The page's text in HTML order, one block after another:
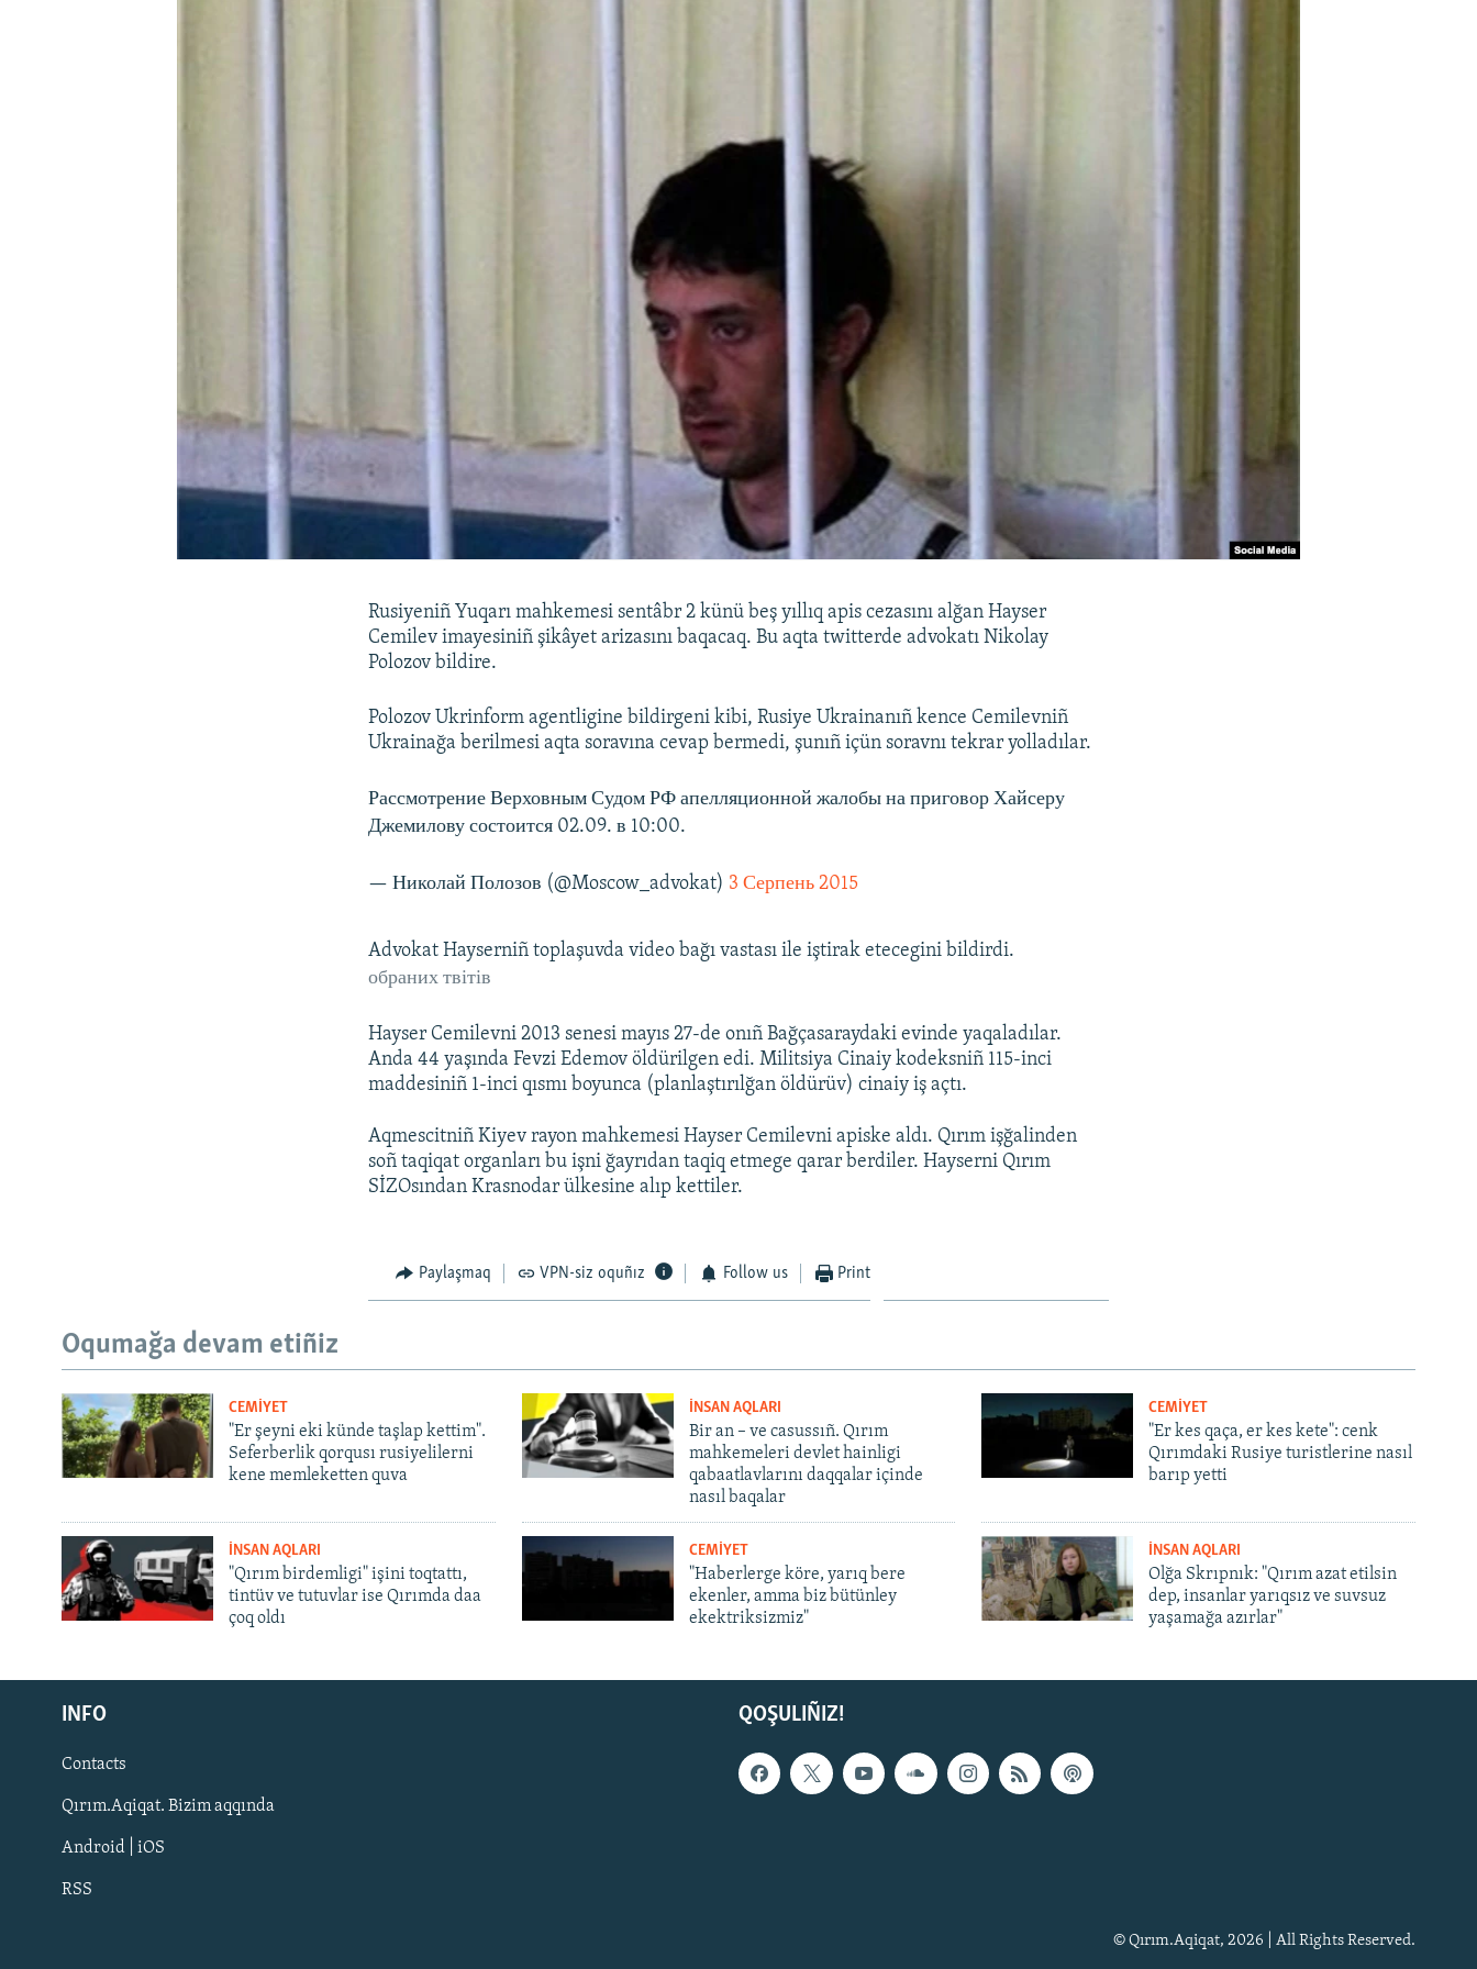
Русский
Українською
QOŞULIÑIZ!
Rusiyeniñ Yuqarı mahkemesi sentâbr 2 künü beş yıllıq apis cezasını alğan Hayser
Cemilev imayesiniñ şikâyet arizasını baqacaq. Bu aqta twitterde advokatı Nikolay
Polozov bildire.
Polozov Ukrinform agentligine bildirgeni kibi, Rusiye Ukrainanıñ kence Cemilevniñ
Ukrainağa berilmesi aqta soravına cevap bermedi, şunıñ içün soravnı tekrar yolladılar.
Рассмотрение Верховным Судом РФ апелляционной жалобы на приговор Хайсеру
Джемилову состоится 02.09. в 10:00.
— Николай Полозов (@Moscow_advokat) 3 Серпень 2015
​Advokat Hayserniñ toplaşuvda video bağı vastası ile iştirak etecegini bildirdi.
обраних твітів​
Hayser Cemilevni 2013 senesi mayıs 27-de onıñ Bağçasaraydaki evinde yaqaladılar.
Anda 44 yaşında Fevzi Edemov öldürilgen edi. Militsiya Cinaiy kodeksniñ 115-inci
maddesiniñ 1-inci qısmı boyunca (planlaştırılğan öldürüv) cinaiy iş açtı.
Aqmescitniñ Kiyev rayon mahkemesi Hayser Cemilevni apiske aldı. Qırım işğalinden
soñ taqiqat organları bu işni ğayrıdan taqiq etmege qarar berdiler. Hayserni Qırım
SİZOsından Krasnodar ülkesine alıp kettiler.
Paylaşmaq VPN-siz oquñız Follow us Print
Oqumağa devam etiñiz
CEMİYET
"Er şeyni eki künde taşlap kettim".
Seferberlik qorqusı rusiyelilerni
kene memleketten quva
İNSAN AQLARI
Bir an – ve casussıñ. Qırım
mahkemeleri devlet hainligi
qabaatlavlarını daqqalar içinde
nasıl baqalar
CEMİYET
"Er kes qaça, er kes kete": cenk
Qırımdaki Rusiye turistlerine nasıl
barıp yetti
İNSAN AQLARI
"Qırım birdemligi" işini toqtattı,
tintüv ve tutuvlar ise Qırımda daa
çoq oldı
CEMİYET
"Haberlerge köre, yarıq bere
ekenler, amma biz bütünley
ekektriksizmiz"
İNSAN AQLARI
Olğa Skrıpnık: "Qırım azat etilsin
dep, insanlar yarıqsız ve suvsuz
yaşamağa azırlar"
QOŞULIÑIZ!
INFO
Contacts
Qırım.Aqiqat. Bizim aqqında
Android | iOS
RSS
© Qırım.Aqiqat, 2026 | All Rights Reserved.